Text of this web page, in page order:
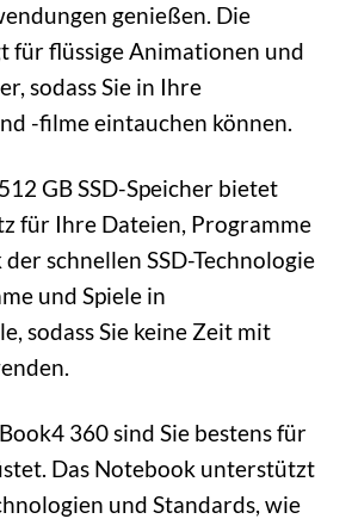
genießen. Die
für flüssige Animationen und
sodass Sie in Ihre
-filme eintauchen können.
GB SSD-Speicher bietet
für Ihre Dateien, Programme
schnellen SSD-Technologie
und Spiele in
sodass Sie keine Zeit mit
360 sind Sie bestens für
Das Notebook unterstützt
und Standards, wie